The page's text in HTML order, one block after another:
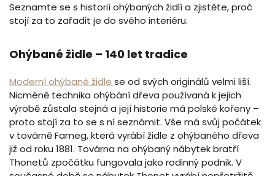
Seznamte se s historií ohýbaných židlí a zjistěte, proč
stojí za to zařadit je do svého interiéru.
Ohýbané židle – 140 let tradice
Moderní ohýbané židle se od svých originálů velmi liší.
Nicméně technika ohýbání dřeva používaná k jejich
výrobě zůstala stejná a její historie má polské kořeny –
proto stojí za to se s ní seznámit. Vše má svůj počátek
v továrně Fameg, která vyrábí židle z ohýbaného dřeva
již od roku 1881. Továrna na ohýbaný nábytek bratří
Thonetů zpočátku fungovala jako rodinný podnik. V